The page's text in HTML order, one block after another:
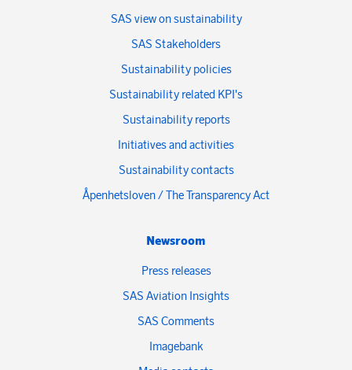
SAS view on sustainability
SAS Stakeholders
Sustainability policies
Sustainability related KPI's
Sustainability reports
Initiatives and activities
Sustainability contacts
Åpenhetsloven / The Transparency Act
Newsroom
Press releases
SAS Aviation Insights
SAS Comments
Imagebank